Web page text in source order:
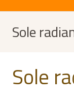
Sole
Sole